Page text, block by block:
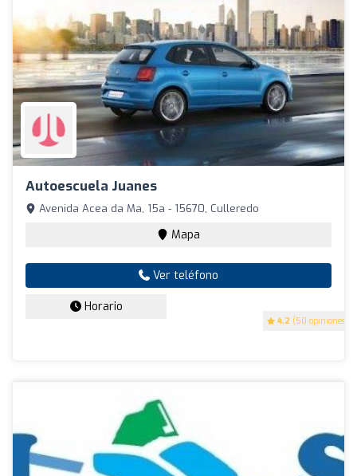
Autoescuela Juanes
4.2 (50 opiniones)
Avenida Acea da Ma, 15a - 15670, Culleredo
Mapa
Ver teléfono
Horario